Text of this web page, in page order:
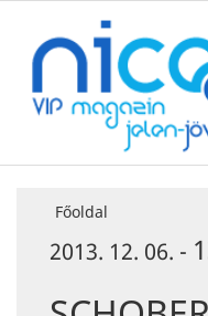
Főoldal
2013. 12. 06. -